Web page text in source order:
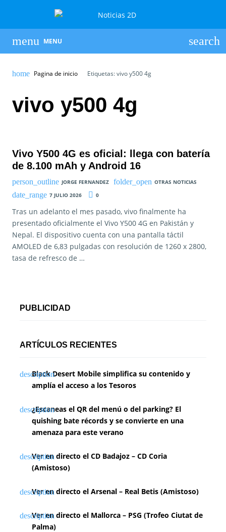
MENU
Pagina de inicio Etiquetas: vivo y500 4g
vivo y500 4g
Vivo Y500 4G es oficial: llega con batería
de 8.100 mAh y Android 16
JORGE FERNANDEZ
OTRAS NOTICIAS
7 JULIO 2026
0
Tras un adelanto el mes pasado, vivo finalmente ha
presentado oficialmente el Vivo Y500 4G en Pakistán y
Nepal. El dispositivo cuenta con una pantalla táctil
AMOLED de 6,83 pulgadas con resolución de 1260 x 2800,
tasa de refresco de …
PUBLICIDAD
ARTÍCULOS RECIENTES
Black Desert Mobile simplifica su contenido y
amplía el acceso a los Tesoros
¿Escaneas el QR del menú o del parking? El
quishing bate récords y se convierte en una
amenaza para este verano
Ver en directo el CD Badajoz – CD Coria
(Amistoso)
Ver en directo el Arsenal – Real Betis (Amistoso)
Ver en directo el Mallorca – PSG (Trofeo Ciutat de
Palma)